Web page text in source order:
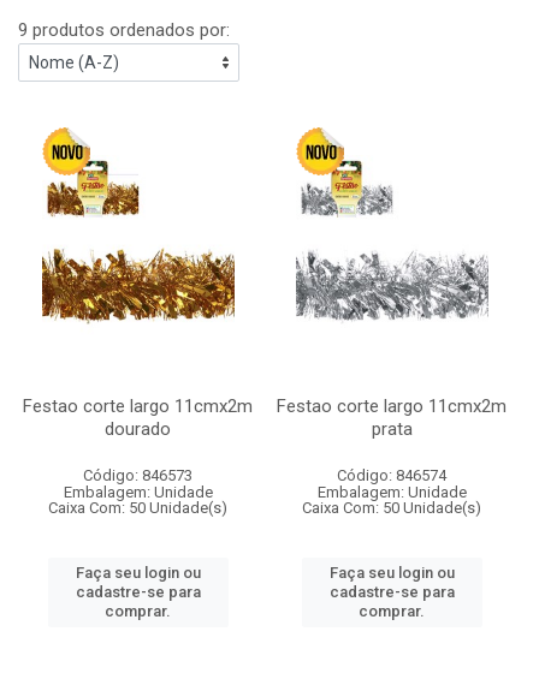
9 produtos ordenados por:
Festao corte largo 11cmx2m
dourado
Código: 846573
Embalagem: Unidade
Caixa Com: 50 Unidade(s)
Faça seu login ou
cadastre-se para
comprar.
Festao corte largo 11cmx2m
prata
Código: 846574
Embalagem: Unidade
Caixa Com: 50 Unidade(s)
Faça seu login ou
cadastre-se para
comprar.